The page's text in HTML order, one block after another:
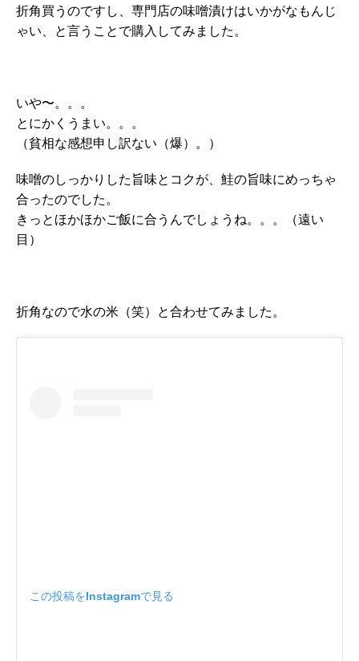
折角買うのですし、専門店の味噌漬けはいかがなもんじ
ゃい、と言うことで購入してみました。
いや〜。。。
とにかくうまい。。。
（貧相な感想申し訳ない（爆）。）
味噌のしっかりした旨味とコクが、鮭の旨味にめっちゃ
合ったのでした。
きっとほかほかご飯に合うんでしょうね。。。（遠い
目）
折角なので水の米（笑）と合わせてみました。
この投稿をInstagramで見る